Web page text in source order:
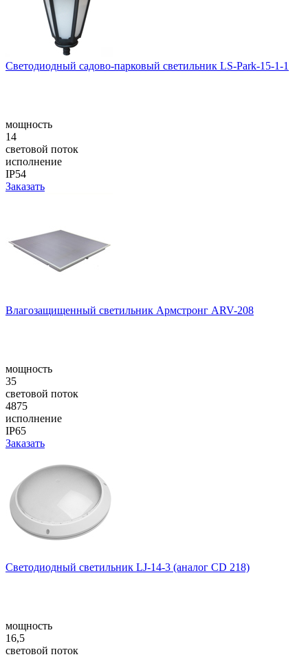
Светодиодный садово-парковый светильник LS-Park-15-1-1
мощность
14
световой поток
исполнение
IP54
Заказать
Влагозащищенный светильник Армстронг ARV-208
мощность
35
световой поток
4875
исполнение
IP65
Заказать
Светодиодный светильник LJ-14-3 (аналог CD 218)
мощность
16,5
световой поток